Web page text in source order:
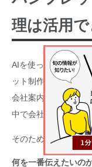
理は活用
AIを使った情報整理
ット制作にも活用で
会社案内パンフレッ
中で会社の魅力を伝
そのため、
何を一番伝えたいの